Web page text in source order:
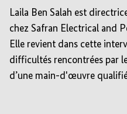
Laila Ben Salah est
chez Safran Electrical and
Elle revient dans cette
difficultés rencontrées par
d’une main-d'œuvre